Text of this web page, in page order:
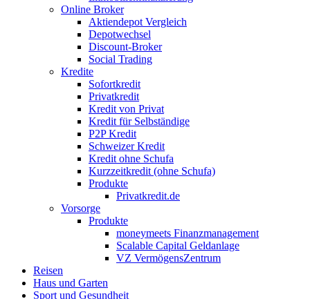
Online Broker
Aktiendepot Vergleich
Depotwechsel
Discount-Broker
Social Trading
Kredite
Sofortkredit
Privatkredit
Kredit von Privat
Kredit für Selbständige
P2P Kredit
Schweizer Kredit
Kredit ohne Schufa
Kurzzeitkredit (ohne Schufa)
Produkte
Privatkredit.de
Vorsorge
Produkte
moneymeets Finanzmanagement
Scalable Capital Geldanlage
VZ VermögensZentrum
Reisen
Haus und Garten
Sport und Gesundheit